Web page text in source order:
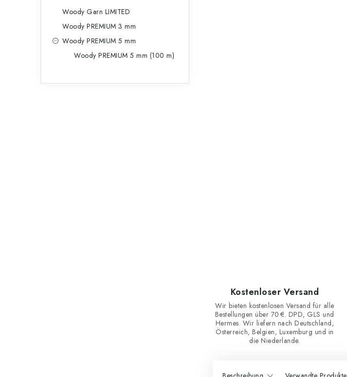
Woody Garn LIMITED
Woody PREMIUM 3 mm
Woody PREMIUM 5 mm
Woody PREMIUM 5 mm (100 m)
Kostenloser Versand
Wir bieten kostenlosen Versand für alle
Bestellungen über 70 €. DPD, GLS und
Hermes. Wir liefern nach Deutschland,
Österreich, Belgien, Luxemburg und in
die Niederlande.